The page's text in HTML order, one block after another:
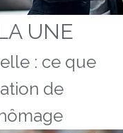
UNE
: ce que
de